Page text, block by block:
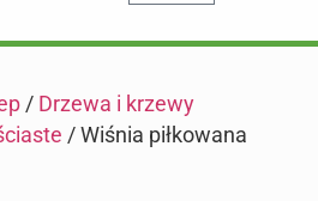
/ Drzewa i krzewy
/ Wiśnia piłkowana